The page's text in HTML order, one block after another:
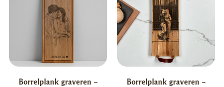
Borrelplank graveren –
Borrelplank graveren –